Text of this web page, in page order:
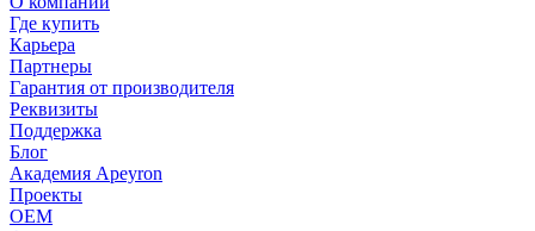
Где купить
Карьера
Партнеры
Гарантия от производителя
Реквизиты
Поддержка
Блог
Академия Apeyron
Проекты
ОЕМ